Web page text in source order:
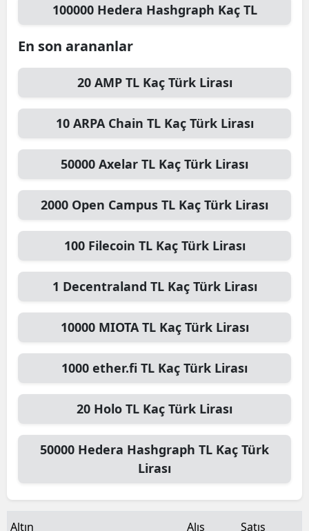
Kars
Kayseri
Kırklareli
Kırşehir
Kocaeli
Kütahya
Malatya
Manisa
Mardin
Muğla
Muş
Nevşehir
Rize
Sakarya
100000 Hedera Hashgraph Kaç TL
En son arananlar
20 AMP TLKaç Türk Lirası
10 ARPA Chain TLKaç Türk Lirası
50000 Axelar TL Kaç Türk Lirası
2000 Open Campus TL Kaç Türk Lirası
100 Filecoin TLKaç Türk Lirası
1 Decentraland TLKaç Türk Lirası
10000 MIOTA TLKaç Türk Lirası
1000 ether.fi TL Kaç Türk Lirası
20 Holo TL Kaç Türk Lirası
50000 Hedera Hashgraph TL Kaç Türk
Lirası
Altın Alış Satış